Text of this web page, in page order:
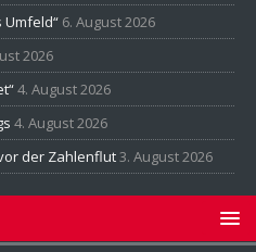
Umfeld“ 6. August 2026
2026
4. August 2026
4. August 2026
der Zahlenflut3. August 2026